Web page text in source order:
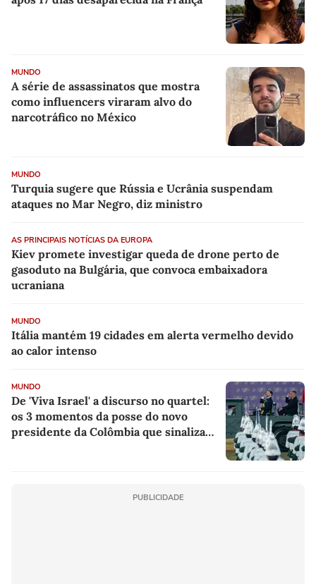
MUNDO
A série de assassinatos que mostra
como influencers viraram alvo do
narcotráfico no México
MUNDO
Turquia sugere que Rússia e Ucrânia suspendam
ataques no Mar Negro, diz ministro
AS PRINCIPAIS NOTÍCIAS DA EUROPA
Kiev promete investigar queda de drone perto de
gasoduto na Bulgária, que convoca embaixadora
ucraniana
MUNDO
Itália mantém 19 cidades em alerta vermelho devido
ao calor intenso
MUNDO
De 'Viva Israel' a discurso no quartel:
os 3 momentos da posse do novo
presidente da Colômbia que sinalizam
PUBLICIDADE